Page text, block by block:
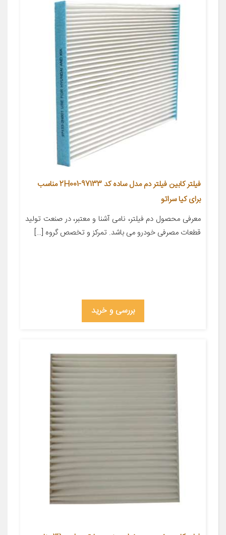
فیلتر کابین فیلتر دم مدل ساده کد 97133-2H001 مناسب
برای کیا سراتو
معرفی محصول دم فیلتر، نامی آشنا و معتبر، در صنعت تولید
قطعات مصرفی خودرو می باشد. تمرکز و تخصص گروه […]
بررسی و خرید